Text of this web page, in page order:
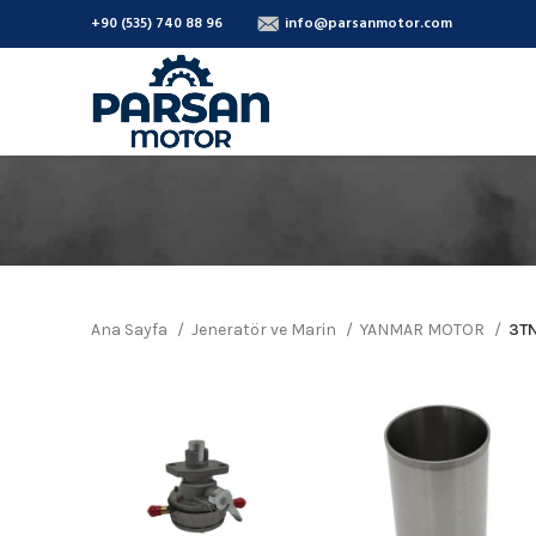
Ana Sayfa Jeneratör ve Marin YANMAR MOTOR
+90 (535) 740 88 96 info@parsanmotor.com